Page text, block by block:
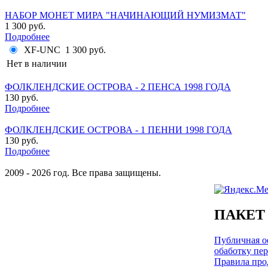
НАБОР МОНЕТ МИРА "НАЧИНАЮЩИЙ НУМИЗМАТ"
1 300 руб.
Подробнее
XF-UNC 1 300 руб.
Нет в наличии
ФОЛКЛЕНДСКИЕ ОСТРОВА - 2 ПЕНСА 1998 ГОДА
130 руб.
Подробнее
ФОЛКЛЕНДСКИЕ ОСТРОВА - 1 ПЕННИ 1998 ГОДА
130 руб.
Подробнее
2009 - 2026 год. Все права защищены.
Публичная
обаботку
Правила